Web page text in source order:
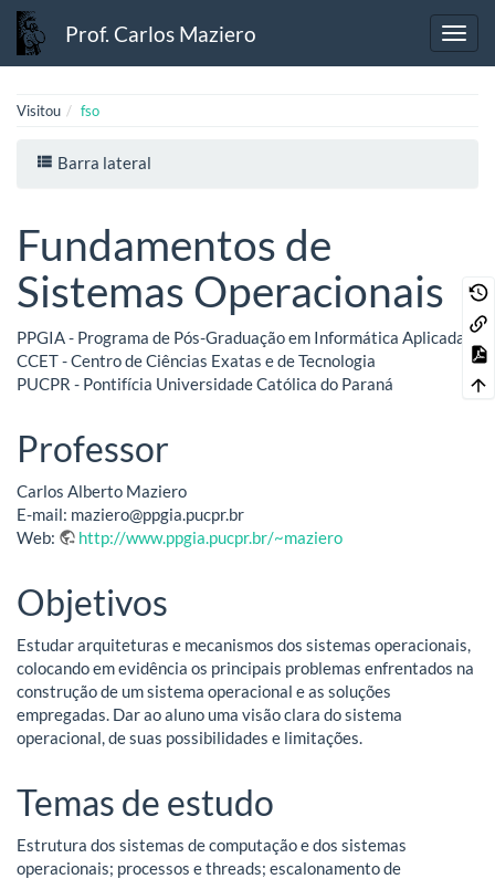
Prof. Carlos Maziero
Visitou fso
Barra lateral
Fundamentos de
Sistemas Operacionais
PPGIA - Programa de Pós-Graduação em Informática Aplicada
CCET - Centro de Ciências Exatas e de Tecnologia
PUCPR - Pontifícia Universidade Católica do Paraná
Professor
Carlos Alberto Maziero
E-mail: maziero@ppgia.pucpr.br
Web:
http://www.ppgia.pucpr.br/~maziero
Objetivos
Estudar arquiteturas e mecanismos dos sistemas operacionais,
colocando em evidência os principais problemas enfrentados na
construção de um sistema operacional e as soluções
empregadas. Dar ao aluno uma visão clara do sistema
operacional, de suas possibilidades e limitações.
Temas de estudo
Estrutura dos sistemas de computação e dos sistemas
operacionais; processos e threads; escalonamento de